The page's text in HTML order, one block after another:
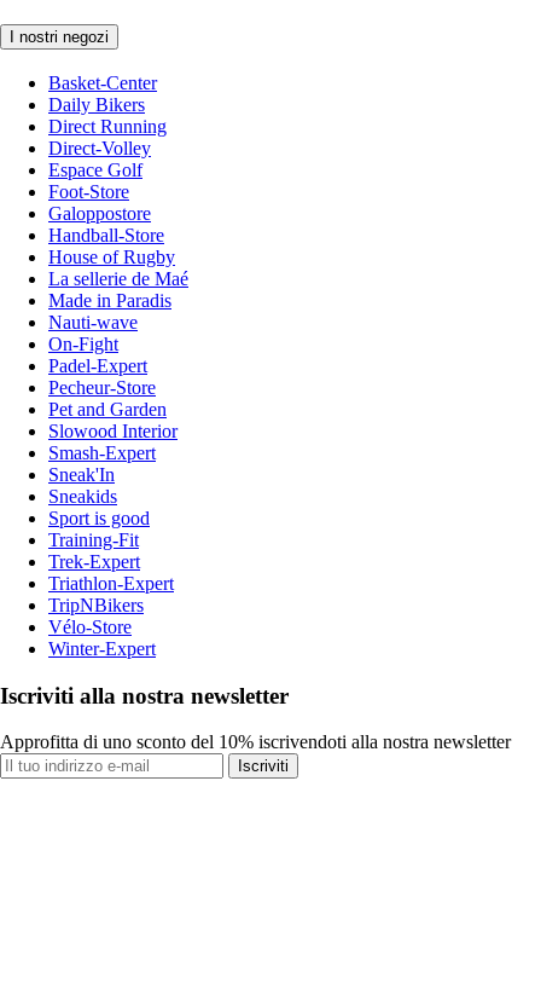
I nostri negozi
Basket-Center
Daily Bikers
Direct Running
Direct-Volley
Espace Golf
Foot-Store
Galoppostore
Handball-Store
House of Rugby
La sellerie de Maé
Made in Paradis
Nauti-wave
On-Fight
Padel-Expert
Pecheur-Store
Pet and Garden
Slowood Interior
Smash-Expert
Sneak'In
Sneakids
Sport is good
Training-Fit
Trek-Expert
Triathlon-Expert
TripNBikers
Vélo-Store
Winter-Expert
Iscriviti alla nostra newsletter
Approfitta di uno sconto del 10% iscrivendoti alla nostra newsletter
Iscriviti